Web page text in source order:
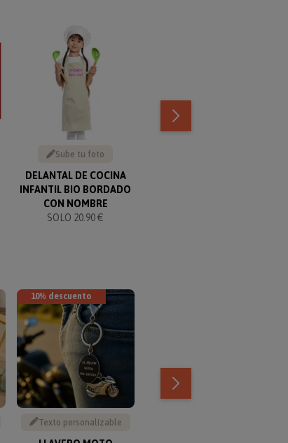
Sube tu foto
DELANTAL DE COCINA
INFANTIL BIO BORDADO
CON NOMBRE
SOLO 20.90 €
10% descuento
Texto personalizable